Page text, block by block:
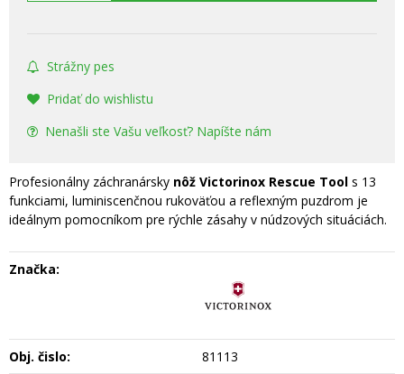
Strážny pes
Pridať do wishlistu
Nenašli ste Vašu veľkosť? Napíšte nám
Profesionálny záchranársky nôž Victorinox Rescue Tool s 13
funkciami, luminiscenčnou rukoväťou a reflexným puzdrom je
ideálnym pomocníkom pre rýchle zásahy v núdzových situáciách.
Značka:
Obj. čislo:
81113